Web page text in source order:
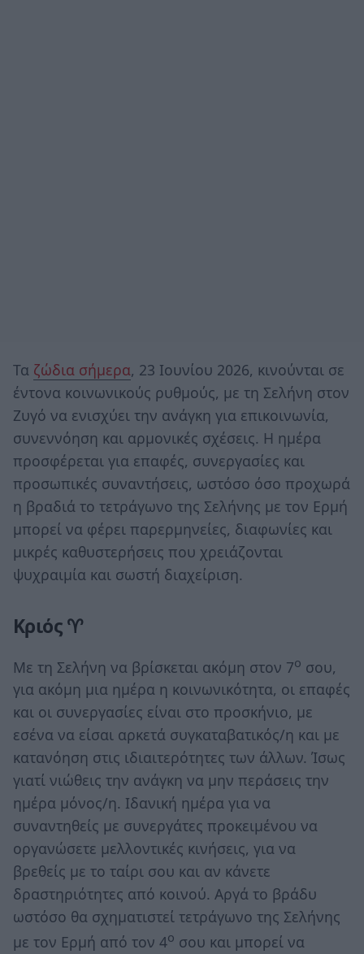
Τα ζώδια σήμερα, 23 Ιουνίου 2026, κινούνται σε
έντονα κοινωνικούς ρυθμούς, με τη Σελήνη στον
Ζυγό να ενισχύει την ανάγκη για επικοινωνία,
συνεννόηση και αρμονικές σχέσεις. Η ημέρα
προσφέρεται για επαφές, συνεργασίες και
προσωπικές συναντήσεις, ωστόσο όσο προχωρά
η βραδιά το τετράγωνο της Σελήνης με τον Ερμή
μπορεί να φέρει παρερμηνείες, διαφωνίες και
μικρές καθυστερήσεις που χρειάζονται
ψυχραιμία και σωστή διαχείριση.
Κριός ♈
Με τη Σελήνη να βρίσκεται ακόμη στον 7ο σου,
για ακόμη μια ημέρα η κοινωνικότητα, οι επαφές
και οι συνεργασίες είναι στο προσκήνιο, με
εσένα να είσαι αρκετά συγκαταβατικός/η και με
κατανόηση στις ιδιαιτερότητες των άλλων. Ίσως
γιατί νιώθεις την ανάγκη να μην περάσεις την
ημέρα μόνος/η. Ιδανική ημέρα για να
συναντηθείς με συνεργάτες προκειμένου να
οργανώσετε μελλοντικές κινήσεις, για να
βρεθείς με το ταίρι σου και αν κάνετε
δραστηριότητες από κοινού. Αργά το βράδυ
ωστόσο θα σχηματιστεί τετράγωνο της Σελήνης
με τον Ερμή από τον 4ο σου και μπορεί να